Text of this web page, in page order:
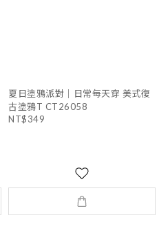
夏日塗鴉派對｜日常每天穿 美式復
古塗鴉T CT26058
NT$349